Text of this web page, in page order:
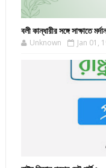
বলী কান্ধারীর সঙ্গে সাক্ষাতে
Unknown Jan 01,